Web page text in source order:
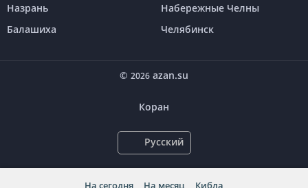
На сегодня На месяц Кибла
Назрань
Набережные Челны
Балашиха
Челябинск
© 2026 azan.su
Коран
Русский